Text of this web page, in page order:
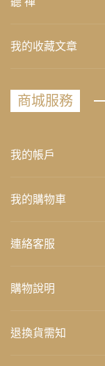
我的收藏文章
商城服務
我的帳戶
我的購物車
連絡客服
購物說明
退換貨需知